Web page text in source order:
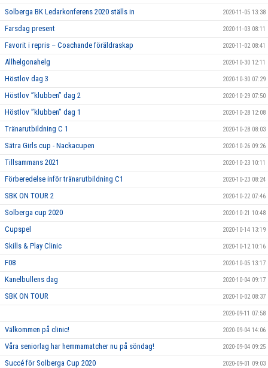
Solberga BK Ledarkonferens 2020 ställs in 2020-11-05 13:38
Farsdag present 2020-11-03 08:11
Favorit i repris – Coachande föräldraskap 2020-11-02 08:41
Allhelgonahelg 2020-10-30 12:11
Höstlov dag 3 2020-10-30 07:29
Höstlov ”klubben” dag 2 2020-10-29 07:50
Höstlov ”klubben” dag 1 2020-10-28 12:08
Tränarutbildning C 1 2020-10-28 08:03
Sätra Girls cup - Nackacupen 2020-10-26 09:26
Tillsammans 2021 2020-10-23 10:11
Förberedelse inför tränarutbildning C1 2020-10-23 08:24
SBK ON TOUR 2 2020-10-22 07:46
Solberga cup 2020 2020-10-21 10:48
Cupspel 2020-10-14 13:19
Skills & Play Clinic 2020-10-12 10:16
F08 2020-10-05 13:17
Kanelbullens dag 2020-10-04 09:17
SBK ON TOUR 2020-10-02 08:37
2020-09-11 07:58
Välkommen på clinic! 2020-09-04 14:06
Våra seniorlag har hemmamatcher nu på söndag! 2020-09-04 09:25
Succé för Solberga Cup 2020 2020-09-01 09:03